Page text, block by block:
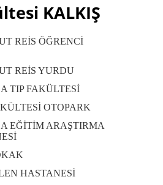
KALKIŞ
REİS ÖĞRENCİ
REİS YURDU
TIP FAKÜLTESİ
OTOPARK
EĞİTİM ARAŞTIRMA
HASTANESİ